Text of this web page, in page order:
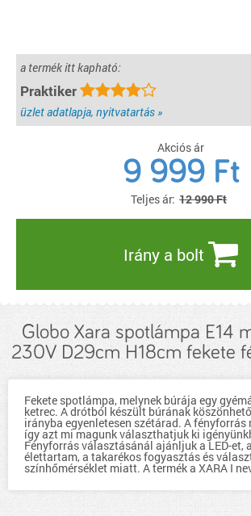
a termék itt kapható:
Praktiker
üzlet adatlapja, nyitvatartás »
Akciós ár
9 999 Ft
Teljes ár: 12 990 Ft
Irány a bolt
Globo Xara spotlámpa E14
230V D29cm H18cm fekete
Fekete spotlámpa, melynek búrája egy
ketrec. A drótból készült búrának
irányba egyenletesen szétárad. A fényforrás
így azt mi magunk választhatjuk ki
Fényforrás választásánál ajánljuk a LED-et,
élettartam, a takarékos fogyasztás és
színhőmérséklet miatt. A termék a XARA I